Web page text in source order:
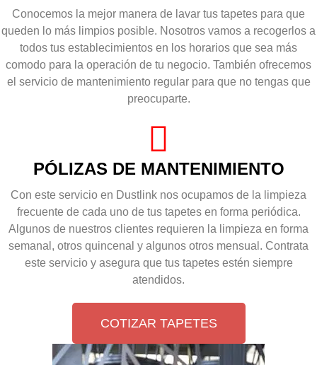
Conocemos la mejor manera de lavar tus tapetes para que
queden lo más limpios posible. Nosotros vamos a recogerlos a
todos tus establecimientos en los horarios que sea más
comodo para la operación de tu negocio. También ofrecemos
el servicio de mantenimiento regular para que no tengas que
preocuparte.
PÓLIZAS DE MANTENIMIENTO
Con este servicio en Dustlink nos ocupamos de la limpieza
frecuente de cada uno de tus tapetes en forma periódica.
Algunos de nuestros clientes requieren la limpieza en forma
semanal, otros quincenal y algunos otros mensual. Contrata
este servicio y asegura que tus tapetes estén siempre
atendidos.
COTIZAR TAPETES